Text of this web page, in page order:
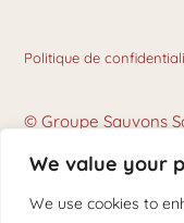
We value your
We use cookies to
Politique de
© Groupe Sauvons
Crédits photos :
Conçu par